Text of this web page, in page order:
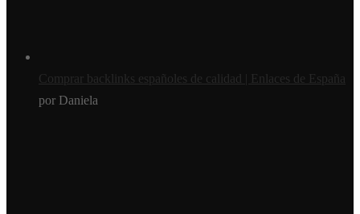
Comprar backlinks españoles de calidad | Enlaces de España
por Daniela